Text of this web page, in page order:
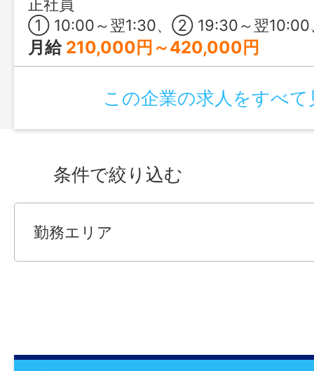
正社員
① 10:00～翌1:30、② 19:30～翌10:00、③ 7:30～
月給 210,000円～420,000円
この企業の求人をすべて
条件で絞り込む
勤務エリア